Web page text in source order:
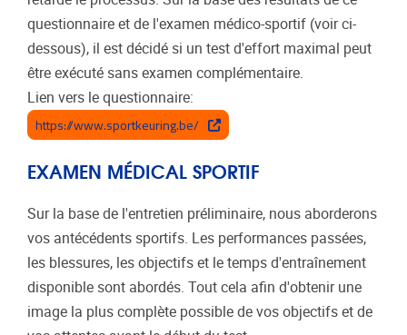
questionnaire et de l'examen médico-sportif (voir ci-
dessous), il est décidé si un test d'effort maximal peut
être exécuté sans examen complémentaire.
Lien vers le questionnaire:
https://www.sportkeuring.be/
EXAMEN MÉDICAL SPORTIF
Sur la base de l'entretien préliminaire, nous aborderons
vos antécédents sportifs. Les performances passées,
les blessures, les objectifs et le temps d'entraînement
disponible sont abordés. Tout cela afin d'obtenir une
image la plus complète possible de vos objectifs et de